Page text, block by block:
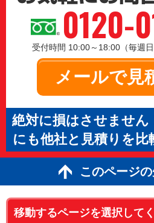
0120-
受付時間 10:00～18:00（毎週
メールで見
絶対に損はさせません
にも他社と見積りを比
このページ